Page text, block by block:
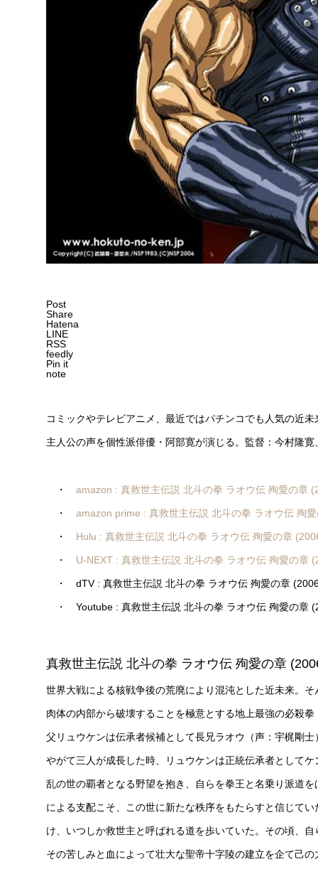
Post
Share
Hatena
LINE
RSS
feedly
Pin it
note
コミックやテレビアニメ、最近ではパチンコでも人気の近
主人公の声を個性派俳優・阿部寛が演じる。監督：今村隆
・ amazon : 真救世主伝説 北斗の拳 ラオウ伝 殉愛の章
・ amazon prime : 真救世主伝説 北斗の拳 ラオウ伝 殉
・ Hulu : 真救世主伝説 北斗の拳 ラオウ伝 殉愛の章
・ U-NEXT : 真救世主伝説 北斗の拳 ラオウ伝 殉愛の章
・ dTV : 真救世主伝説 北斗の拳 ラオウ伝 殉愛の章
・ Youtube : 真救世主伝説 北斗の拳 ラオウ伝 殉愛の章
真救世主伝説 北斗の拳 ラオウ伝 殉愛の章
世界大戦による核戦争後の荒廃により混沌とした近未来。
肉体の内部から破壊することを極意とする地上最強の必殺
父リュウケンは伝承者候補として長兄ラオウ（声：宇梶剛
やがて三人が成長した時、リュウケンは正統伝承者として
乱の世の覇者となる野望を抱き、自らを拳王と名乗り派道
による支配こそ、この世に新たな秩序をもたらすと信じて
け、いつしか救世主と呼ばれる道を歩いていた。その頃、
その苦しみと血によって壮大な聖帝十字陵の建立を企て己